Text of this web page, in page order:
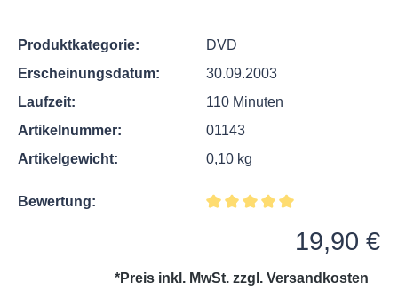
Produktkategorie:
DVD
Erscheinungsdatum:
30.09.2003
Laufzeit:
110 Minuten
Artikelnummer:
01143
Artikelgewicht:
0,10 kg
Bewertung:
19,90 €
*Preis inkl. MwSt. zzgl. Versandkosten